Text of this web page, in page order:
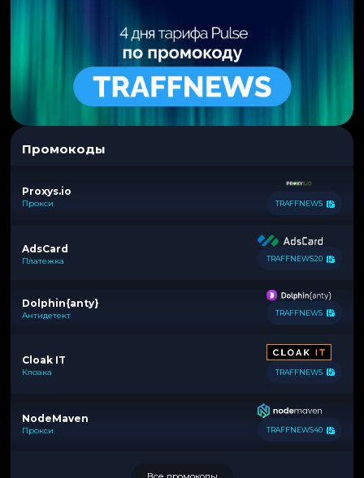
Промокоды
Proxys.io
Прокси TRAFFNEWS
AdsCard
Платежка TRAFFNEWS20
Dolphin{anty}
Антидетект TRAFFNEWS
Cloak IT
Клоака TRAFFNEWS
NodeMaven
Прокси TRAFFNEWS40